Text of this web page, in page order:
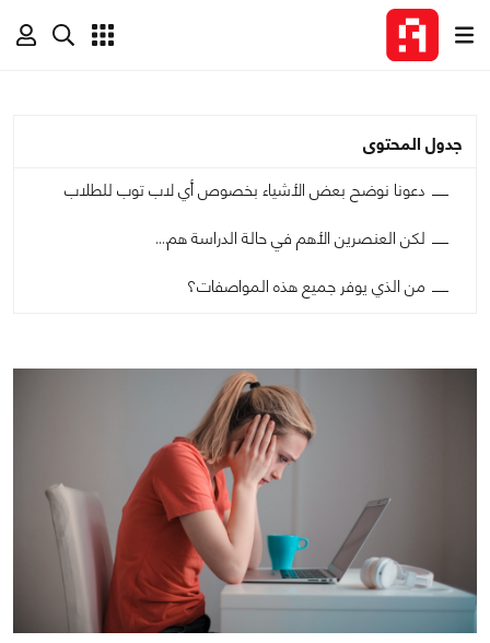
جدول المحتوى
دعونا نوضح بعض الأشياء بخصوص أي لاب توب للطلاب
لكن العنصرين الأهم في حالة الدراسة هم….
من الذي يوفر جميع هذه المواصفات؟